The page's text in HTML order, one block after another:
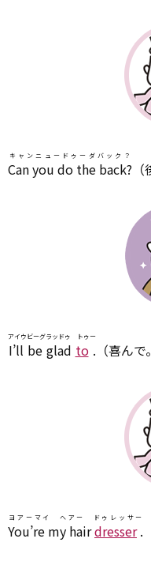
Can you do the back?
キャンニュードゥーダバック？
I’ll be glad to.
アイウビーグラッドゥ トゥー
（喜んで
You’re my hairdresser.
ヨアーマイ ヘアー ドゥレッサー